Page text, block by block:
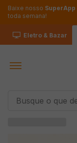
Baixe nosso SuperApp
toda semana!
Eletro & Bazar